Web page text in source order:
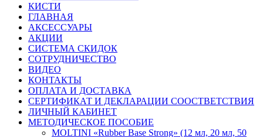
КИСТИ
ГЛАВНАЯ
АКСЕССУАРЫ
АКЦИИ
СИСТЕМА СКИДОК
СОТРУДНИЧЕСТВО
ВИДЕО
КОНТАКТЫ
ОПЛАТА И ДОСТАВКА
СЕРТИФИКАТ И ДЕКЛАРАЦИИ СООСТВЕТСТВИЯ
ЛИЧНЫЙ КАБИНЕТ
МЕТОДИЧЕСКОЕ ПОСОБИЕ
MOLTINI «Rubber Base Strong» (12 мл, 20 мл, 50